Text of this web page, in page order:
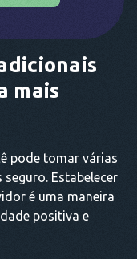
mais
pode tomar várias
Estabelecer
é uma maneira
positiva e